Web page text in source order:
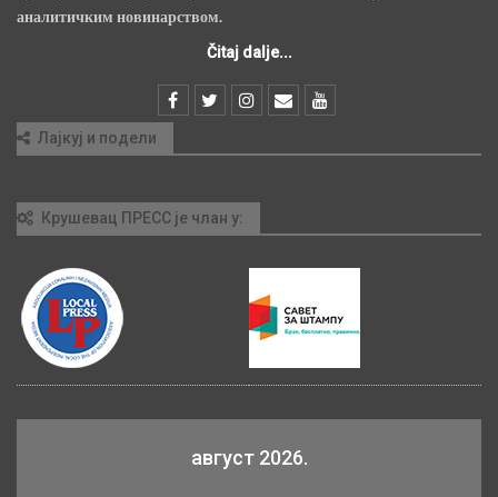
аналитичким новинарством.
Čitaj dalje...
Лајкуј и подели
Крушевац ПРЕСС је члан у:
август 2026.